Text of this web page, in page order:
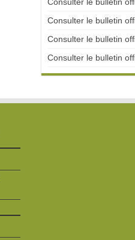
Consulter le bulletin
Consulter le bulletin
Consulter le bulletin